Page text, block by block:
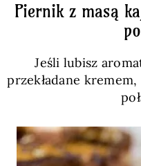
Piernik z masą
Jeśli lubisz
przekładane